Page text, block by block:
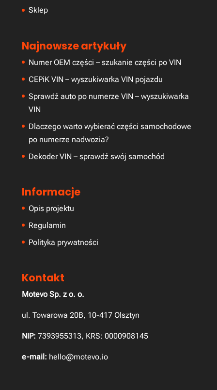
Sklep
Najnowsze artykuły
Numer OEM części – szukanie części po VIN
CEPiK VIN – wyszukiwarka VIN pojazdu
Sprawdź auto po numerze VIN – wyszukiwarka
VIN
Dlaczego warto wybierać części samochodowe
po numerze nadwozia?
Dekoder VIN – sprawdź swój samochód
Informacje
Opis projektu
Regulamin
Polityka prywatności
Kontakt
Motevo Sp. z o. o.
ul. Towarowa 20B, 10-417 Olsztyn
NIP: 7393955313, KRS: 0000908145
e-mail: hello@motevo.io